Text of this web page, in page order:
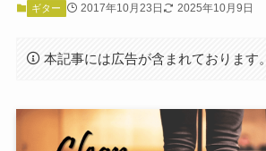
ギター 2017年10月23日 2025年10月9日
本記事には広告が含まれております。